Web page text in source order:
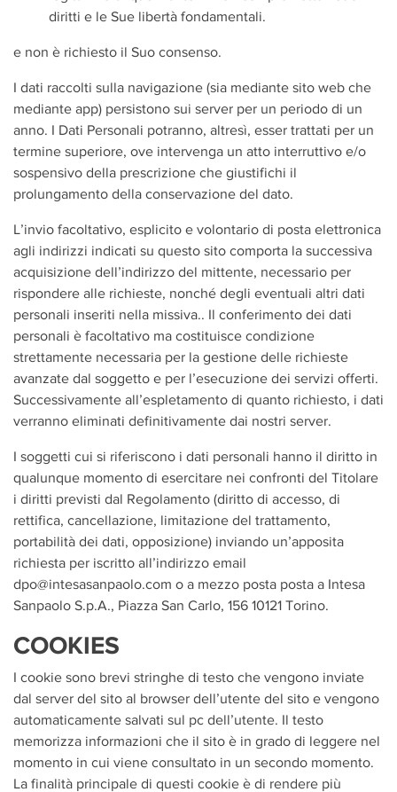
diritti e le Sue libertà fondamentali.
e non è richiesto il Suo consenso.
I dati raccolti sulla navigazione (sia mediante sito web che
mediante app) persistono sui server per un periodo di un
anno. I Dati Personali potranno, altresì, esser trattati per un
termine superiore, ove intervenga un atto interruttivo e/o
sospensivo della prescrizione che giustifichi il
prolungamento della conservazione del dato.
L’invio facoltativo, esplicito e volontario di posta elettronica
agli indirizzi indicati su questo sito comporta la successiva
acquisizione dell’indirizzo del mittente, necessario per
rispondere alle richieste, nonché degli eventuali altri dati
personali inseriti nella missiva.. Il conferimento dei dati
personali è facoltativo ma costituisce condizione
strettamente necessaria per la gestione delle richieste
avanzate dal soggetto e per l’esecuzione dei servizi offerti.
Successivamente all’espletamento di quanto richiesto, i dati
verranno eliminati definitivamente dai nostri server.
I soggetti cui si riferiscono i dati personali hanno il diritto in
qualunque momento di esercitare nei confronti del Titolare
i diritti previsti dal Regolamento (diritto di accesso, di
rettifica, cancellazione, limitazione del trattamento,
portabilità dei dati, opposizione) inviando un’apposita
richiesta per iscritto all’indirizzo email
dpo@intesasanpaolo.com o a mezzo posta posta a Intesa
Sanpaolo S.p.A., Piazza San Carlo, 156 10121 Torino.
COOKIES
I cookie sono brevi stringhe di testo che vengono inviate
dal server del sito al browser dell’utente del sito e vengono
automaticamente salvati sul pc dell’utente. Il testo
memorizza informazioni che il sito è in grado di leggere nel
momento in cui viene consultato in un secondo momento.
La finalità principale di questi cookie è di rendere più